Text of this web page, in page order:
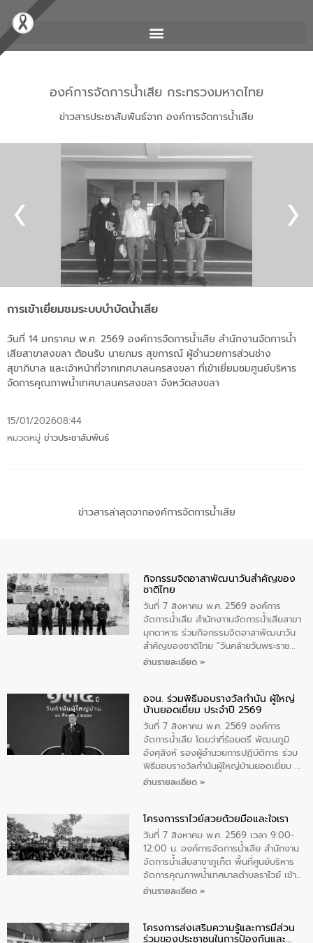
องค์การจัดการน้ำเสีย กระทรวงมหาดไทย
ข่าวสารประชาสัมพันธ์จาก องค์การจัดการน้ำเสีย
การเข้าเยี่ยมชมระบบบำบัดน้ำเสีย
วันที่ 14 มกราคม พ.ศ. 2569 องค์การจัดการน้ำเสีย สำนักงานจัดการน้ำ
เสียสาขาสงขลา ต้อนรับ นายภมร สุขการณ์ ผู้อำนวยการส่วนช่าง
สุขาภิบาล และเจ้าหน้าที่จากเทศบาลนครสงขลา ที่เข้าเยี่ยมชมศูนย์บริหาร
จัดการคุณภาพน้ำเทศบาลนครสงขลา จังหวัดสงขลา
15/01/202608:44
หมวดหมู่ ข่าวประชาสัมพันธ์
ข่าวสารล่าสุดจากองค์การจัดการน้ำเสีย
กิจกรรมจิตอาสาพัฒนาวันสําคัญของ
ชาติไทย
วันที่ 7 สิงหาคม พ.ศ. 2569 องค์การ
จัดการน้ำเสีย สำนักงาานจัดการน้ำเสียสาขา
มุกดาหาร ร่วมกิจกรรมจิตอาสาพัฒนาวัน
สําคัญของชาติไทย “วันคล้ายวันพระราช
สมภพ สมเด็จพระนางเจ้าสิริกิติ์พระบรม
ทิพย์คำ รองผู้ว่าราชการจังหวัดมุกดาหาร
เป็นประธานในพิธี ณ เรือนจําชั่วคราวนาโสก
ตําบลนาโสก อําเภอเมืองมุกดาหาร จังหวัด
มุกดาหาร โดยในกิจกรรมได้ร่วมปลูกป่า และ
ทําความสะอาดภายในบริเวณ จัดกิจกรรม
เพื่อถวายเป็นพระราชกุศล สมเด็จพระนาง
เจ้าสิริกิติ์พระบรมราชินีนาถ พระบรมราช
อ่านรายละเอียด »
อจน. ร่วมพิธีมอบรางวัลกำนัน ผู้ใหญ่
บ้านยอดเยี่ยม ประจำปี 2569
วันที่ 7 สิงหาคม พ.ศ. 2569 องค์การ
จัดการน้ำเสีย โดยว่าที่ร้อยตรี พัฒนภูมิ
อังศุสิงห์ รองผู้อำนวยการปฏิบัติการ ร่วม
พิธีมอบรางวัลกำนันผู้ใหญ่บ้านยอดเยี่ยม ณ
ทำเนียบรัฐบาล โดยมีนายอนุทิน ชาญวีรกูล
ทองคำและประกาศเกียรติคุณให้แก่ กำนัน
ผู้ใหญ่บ้านยอดเยี่ยม พร้อมกล่าวชื่นชม ให้
โอวาท และมอบนโยบาย
อ่านรายละเอียด »
โครงการราไวย์สวยด้วยมือและใจเรา
วันที่ 7 สิงหาคม พ.ศ. 2569 เวลา 9:00-
12:00 น. องค์การจัดการน้ำเสีย สำนักงาน
จัดการน้ำเสียสาขาภูเก็ต พื้นที่ศูนย์บริหาร
จัดการคุณภาพน้ำเทศบาลตำบลราไวย์ เข้า
ร่วมโครงการราไวย์สวยด้วยมือและใจเรา
ประชาชน ตัวแทนจากโรงแรมต่างๆ ในเขต
อ่านรายละเอียด »
โครงการส่งเสริมความรู้และการมีส่วน
ร่วมของประชาชนในการป้องกันและ